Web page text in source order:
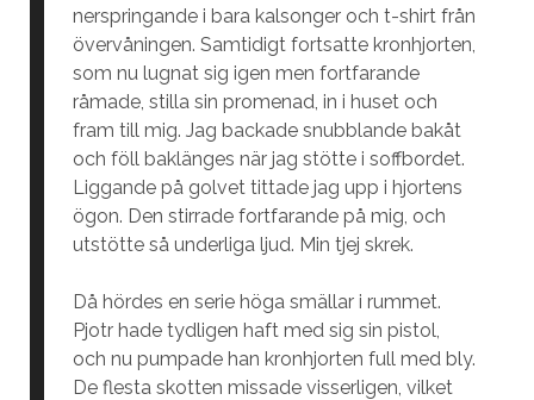
nerspringande i bara kalsonger och t-shirt från
övervåningen. Samtidigt fortsatte kronhjorten,
som nu lugnat sig igen men fortfarande
råmade, stilla sin promenad, in i huset och
fram till mig. Jag backade snubblande bakåt
och föll baklänges när jag stötte i soffbordet.
Liggande på golvet tittade jag upp i hjortens
ögon. Den stirrade fortfarande på mig, och
utstötte så underliga ljud. Min tjej skrek.
Då hördes en serie höga smällar i rummet.
Pjotr hade tydligen haft med sig sin pistol,
och nu pumpade han kronhjorten full med bly.
De flesta skotten missade visserligen, vilket